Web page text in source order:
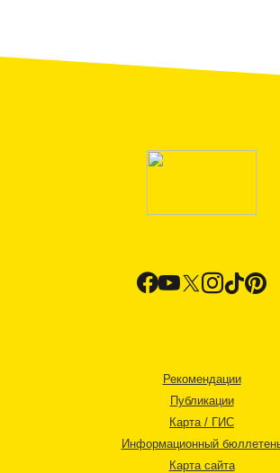
Рекомендации
Публикации
Карта / ГИС
Информационный
Карта сайта